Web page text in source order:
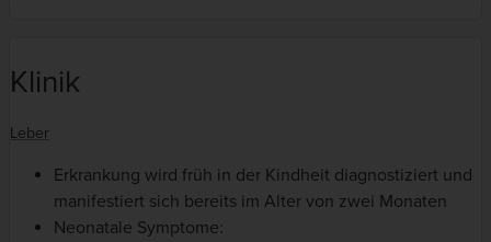
Klinik
Leber
Erkrankung wird früh in der Kindheit diagnostiziert und
manifestiert sich bereits im Alter von zwei Monaten
Neonatale Symptome: